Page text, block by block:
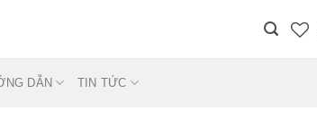
DẪN TIN TỨC